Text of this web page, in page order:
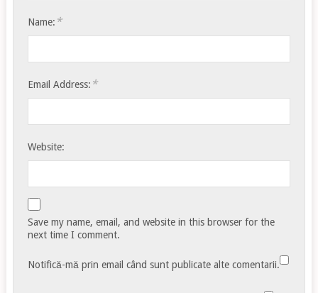
Name: *
Email Address: *
Website:
Save my name, email, and website in this browser for the
next time I comment.
Notifică-mă prin email când sunt publicate alte comentarii.